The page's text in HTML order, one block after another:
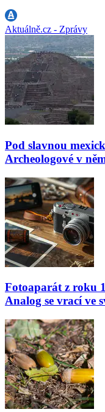
Aktuálně.cz - Zprávy
Pod slavnou
Archeologové v
Fotoaparát z roku
Analog se vrací ve